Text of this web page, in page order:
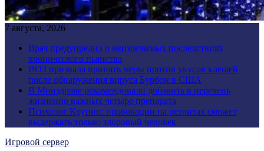
7 августа, 2026
Врач предупредил о неизлечимых последствиях
хронического пьянства
ВОЗ призвала принять меры против укусов клещей
после обнаружения вируса Бурбон в США
В Минздраве рекомендовали добавить в перечень
жизненно важных четыре препарата
Психолог Крупин: провокации на ретритах сможет
выдержать только здоровый человек
Игровой сервер